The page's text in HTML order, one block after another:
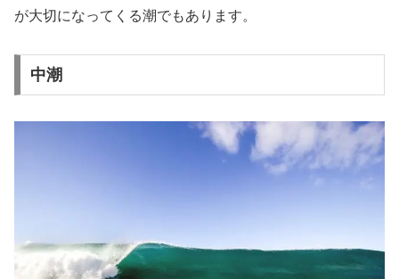
が大切になってくる潮でもあります。
中潮